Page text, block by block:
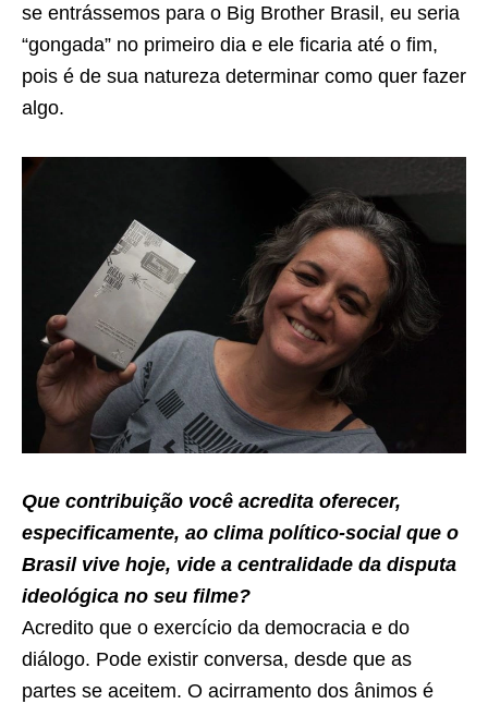
se entrássemos para o Big Brother Brasil, eu seria
“gongada” no primeiro dia e ele ficaria até o fim,
pois é de sua natureza determinar como quer fazer
algo.
Que contribuição você acredita oferecer,
especificamente, ao clima político-social que o
Brasil vive hoje, vide a centralidade da disputa
ideológica no seu filme?
Acredito que o exercício da democracia e do
diálogo. Pode existir conversa, desde que as
partes se aceitem. O acirramento dos ânimos é